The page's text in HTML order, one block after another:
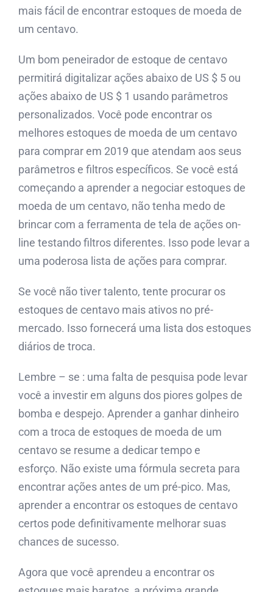
mais fácil de encontrar estoques de moeda de
um centavo.
Um bom peneirador de estoque de centavo
permitirá digitalizar ações abaixo de US $ 5 ou
ações abaixo de US $ 1 usando parâmetros
personalizados. Você pode encontrar os
melhores estoques de moeda de um centavo
para comprar em 2019 que atendam aos seus
parâmetros e filtros específicos. Se você está
começando a aprender a negociar estoques de
moeda de um centavo, não tenha medo de
brincar com a ferramenta de tela de ações on-
line testando filtros diferentes. Isso pode levar a
uma poderosa lista de ações para comprar.
Se você não tiver talento, tente procurar os
estoques de centavo mais ativos no pré-
mercado. Isso fornecerá uma lista dos estoques
diários de troca.
Lembre – se : uma falta de pesquisa pode levar
você a investir em alguns dos piores golpes de
bomba e despejo. Aprender a ganhar dinheiro
com a troca de estoques de moeda de um
centavo se resume a dedicar tempo e
esforço. Não existe uma fórmula secreta para
encontrar ações antes de um pré-pico. Mas,
aprender a encontrar os estoques de centavo
certos pode definitivamente melhorar suas
chances de sucesso.
Agora que você aprendeu a encontrar os